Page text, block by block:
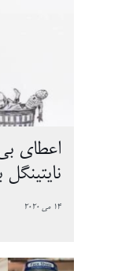
اعطای
14 می 2020